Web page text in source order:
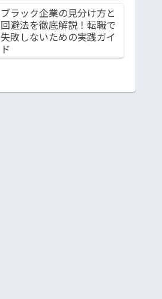
ブラック企業の見分け方と
回避法を徹底解説！転職で
失敗しないための実践ガイ
ド